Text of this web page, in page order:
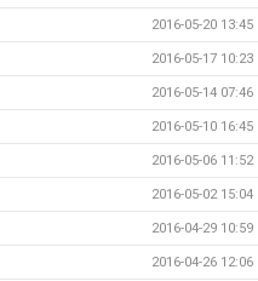
2016-05-20 13:45
2016-05-17 10:23
2016-05-14 07:46
2016-05-10 16:45
2016-05-06 11:52
2016-05-02 15:04
2016-04-29 10:59
2016-04-26 12:06